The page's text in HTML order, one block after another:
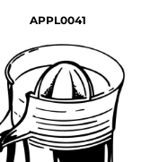
APPL0041